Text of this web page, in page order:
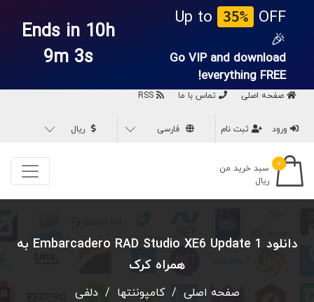
Up to 35%
OFF
🎉
Go VIP and download
everything FREE!
Ends in 10h
9m 2s
صفحه اصلی تماس با ما
ورود ثبت نام فارسی ریال
۰
سبد خرید من
ریال
دانلود Embarcadero RAD Studio XE6 Update 1 به
همراه کرک
صفحه اصلی / کامپوننتها / دلفی